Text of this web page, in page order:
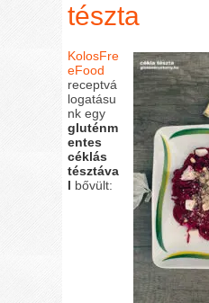
tészta
KolosFre
eFood
receptvá
logatásu
nk egy
gluténm
entes
céklás
tésztáva
l bővült: